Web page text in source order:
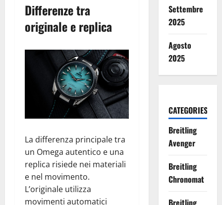
Differenze tra
originale e replica
La differenza principale tra
un Omega autentico e una
replica risiede nei materiali
e nel movimento.
L’originale utilizza
movimenti automatici
Settembre
2025
Agosto
2025
CATEGORIES
Breitling
Avenger
Breitling
Chronomat
Breitling